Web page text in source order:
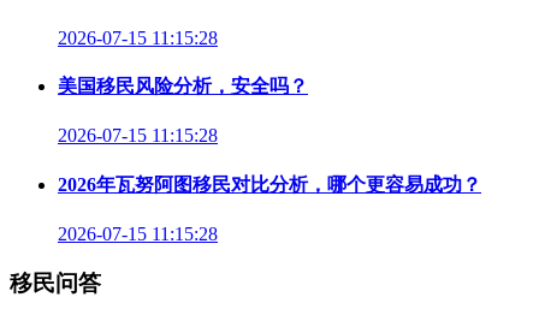
2026-07-15 11:15:28
美国移民风险分析，安全吗？
2026-07-15 11:15:28
2026年瓦努阿图移民对比分析，哪个更容易成功？
2026-07-15 11:15:28
移民问答